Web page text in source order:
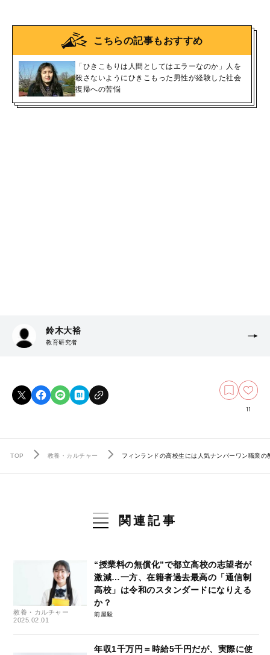
こちらの記事もおすすめ
「ひきこもりは人間としてはエラーなのか」人を
殺さないようにひきこもった男性が経験した社会
復帰への苦悩
鈴木大裕
教育研究者
11
TOP 教養・カルチャー フィンランドの高校生には人気ナンバーワン職業
関連記事
教養・カルチャー
2025.02.01
“授業料の無償化”で都立高校の志望者が
激減…一方、在籍者過去最高の「通信制
高校」は令和のスタンダードになりえる
か？
前屋毅
年収1千万円＝時給5千円だが、実際に使